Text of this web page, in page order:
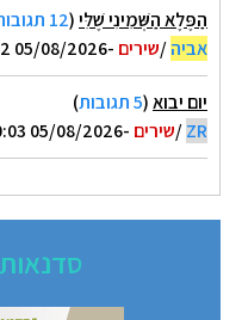
הַפֶּלֶא הַשְּׁמִינִי שֶׁלִּי(12 תגובות
אביה/שירים -05/08/2026 16:12
יום יבוא(5 תגובות
)
ZR
/שירים -05/08/2026 10:03